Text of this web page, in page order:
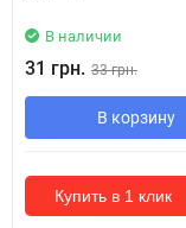
В наличии
31 грн. 33 грн.
В корзину
Купить в 1 клик